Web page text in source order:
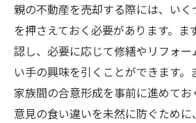
親の不動産を売却する際には、い
を押さえておく必要があります。ま
認し、必要に応じて修繕やリフォー
い手の興味を引くことができます。
家族間の合意形成を事前に進めてお
意見の食い違いを未然に防ぐために